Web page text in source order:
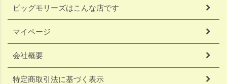
ビッグモリーズはこんな店です
マイページ
会社概要
特定商取引法に基づく表示